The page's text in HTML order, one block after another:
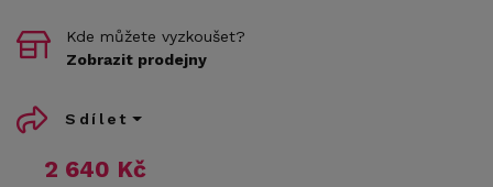
2 640 Kč
Kde můžete vyzkoušet?
Zobrazit prodejny
Sdílet